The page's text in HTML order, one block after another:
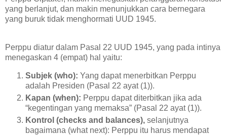
yang berlanjut, dan makin menunjukkan cara bernegara
yang buruk tidak menghormati UUD 1945.
Perppu diatur dalam Pasal 22 UUD 1945, yang pada intinya
menegaskan 4 (empat) hal yaitu:
Subjek (who): Yang dapat menerbitkan Perppu
adalah Presiden (Pasal 22 ayat (1)).
Kapan (when): Perppu dapat diterbitkan jika ada
“kegentingan yang memaksa” (Pasal 22 ayat (1)).
Kontrol (checks and balances), selanjutnya
bagaimana (what next): Perppu itu harus mendapat